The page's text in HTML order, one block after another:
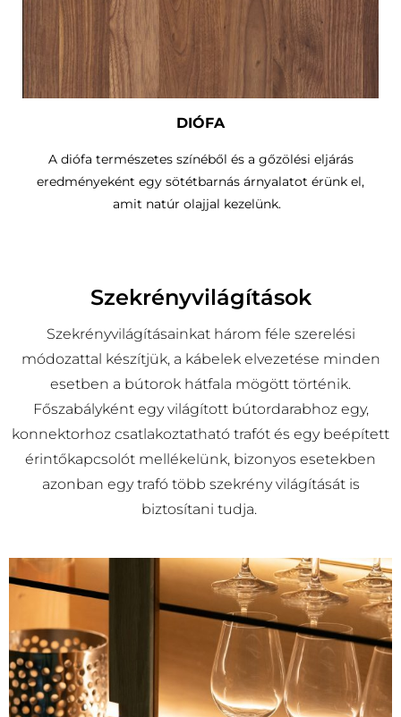
DIÓFA
A diófa természetes színéből és a gőzölési eljárás
eredményeként egy sötétbarnás árnyalatot érünk el,
amit natúr olajjal kezelünk.
Szekrényvilágítások
Szekrényvilágításainkat három féle szerelési
módozattal készítjük, a kábelek elvezetése minden
esetben a bútorok hátfala mögött történik.
Főszabályként egy világított bútordarabhoz egy,
konnektorhoz csatlakoztatható trafót és egy beépített
érintőkapcsolót mellékelünk, bizonyos esetekben
azonban egy trafó több szekrény világítását is
biztosítani tudja.